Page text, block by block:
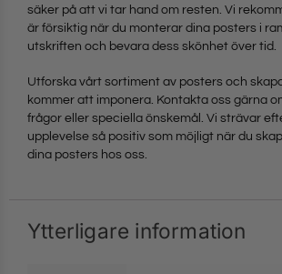
säker på att vi tar hand om resten. Vi
är försiktig när du monterar dina posters i
utskriften och bevara dess skönhet över tid.
Utforska vårt sortiment av posters och
kommer att imponera. Kontakta oss gärna
frågor eller speciella önskemål. Vi strävar
upplevelse så positiv som möjligt när du
dina posters hos oss.
Ytterligare information